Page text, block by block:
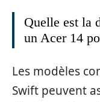
Quelle est la
un Acer 14
Les modèles
Swift peuvent